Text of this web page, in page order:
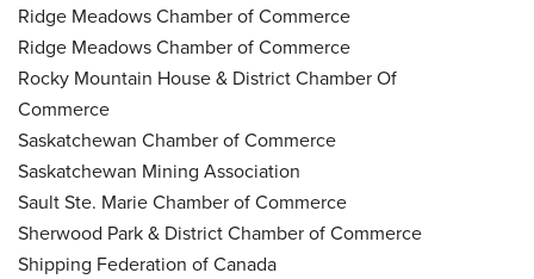
Ridge Meadows Chamber of Commerce
Ridge Meadows Chamber of Commerce
Rocky Mountain House & District Chamber Of
Commerce
Saskatchewan Chamber of Commerce
Saskatchewan Mining Association
Sault Ste. Marie Chamber of Commerce
Sherwood Park & District Chamber of Commerce
Shipping Federation of Canada